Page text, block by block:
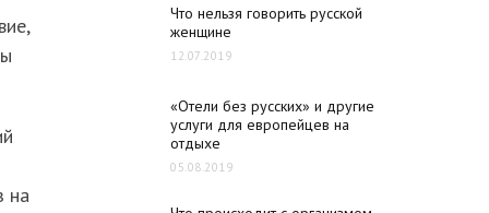
на
Что нельзя говорить русской
женщине
12.07.2019
«Отели без русских» и другие
услуги для европейцев на
отдыхе
05.08.2019